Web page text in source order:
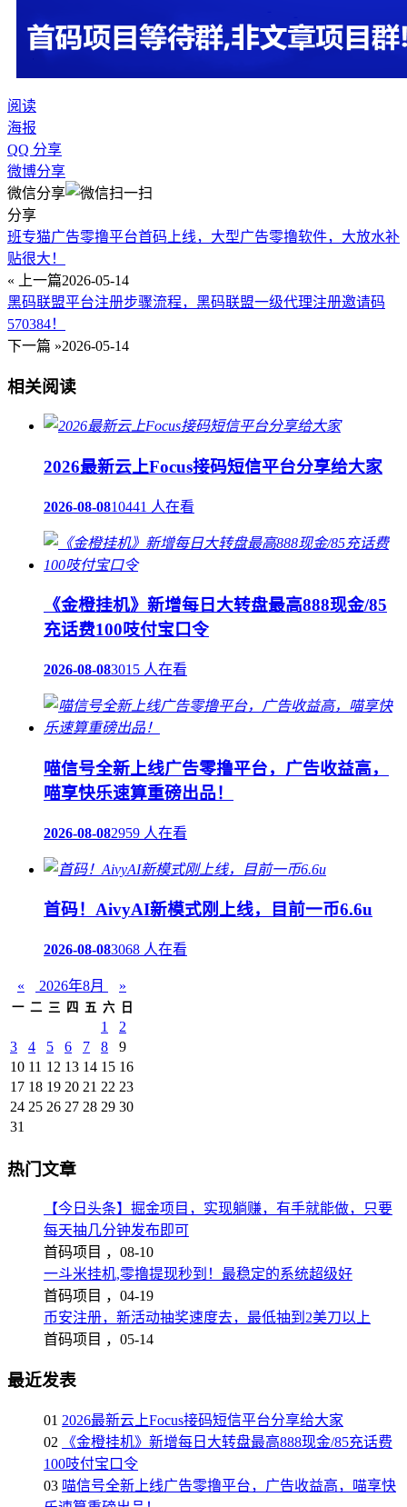
阅读
海报
QQ 分享
微博分享
微信分享
分享
班专猫广告零撸平台首码上线，大型广告零撸软件，大放水补
贴很大！
« 上一篇2026-05-14
黑码联盟平台注册步骤流程，黑码联盟一级代理注册邀请码
570384！
下一篇 »2026-05-14
相关阅读
2026最新云上Focus接码短信平台分享给大家
2026-08-0810441 人在看
《金橙挂机》新增每日大转盘最高888现金/85
充话费100吱付宝口令
2026-08-083015 人在看
喵信号全新上线广告零撸平台，广告收益高，
喵享快乐速算重磅出品！
2026-08-082959 人在看
首码！AivyAI新模式刚上线，目前一币6.6u
2026-08-083068 人在看
« 2026年8月 »
一 二 三 四 五 六 日
1
2
3
4 5 6 7 8
9
10 11 12 13 14 15 16
17 18 19 20 21 22 23
24 25 26 27 28 29 30
31
热门文章
【今日头条】掘金项目，实现躺赚，有手就能做，只要
每天抽几分钟发布即可
首码项目 ， 08-10
一斗米挂机,零撸提现秒到！最稳定的系统超级好
首码项目 ， 04-19
币安注册，新活动抽奖速度去，最低抽到2美刀以上
首码项目 ， 05-14
最近发表
01 2026最新云上Focus接码短信平台分享给大家
02
《金橙挂机》新增每日大转盘最高888现金/85充话费
100吱付宝口令
03 喵信号全新上线广告零撸平台，广告收益高，喵享快